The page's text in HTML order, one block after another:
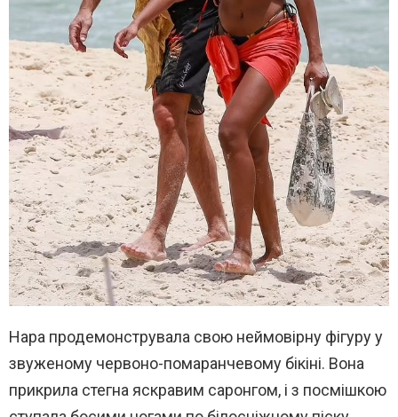
Нара продемонструвала свою неймовірну фігуру у
звуженому червоно-помаранчевому бікіні. Вона
прикрила стегна яскравим саронгом, і з посмішкою